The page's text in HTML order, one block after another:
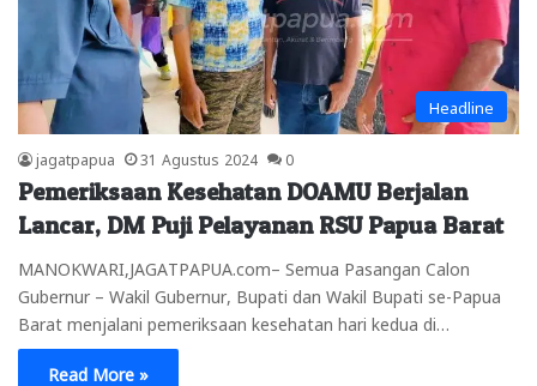
Headline
jagatpapua 31 Agustus 2024 0
Pemeriksaan Kesehatan DOAMU Berjalan
Lancar, DM Puji Pelayanan RSU Papua Barat
MANOKWARI,JAGATPAPUA.com– Semua Pasangan Calon
Gubernur – Wakil Gubernur, Bupati dan Wakil Bupati se-Papua
Barat menjalani pemeriksaan kesehatan hari kedua di…
Read More »